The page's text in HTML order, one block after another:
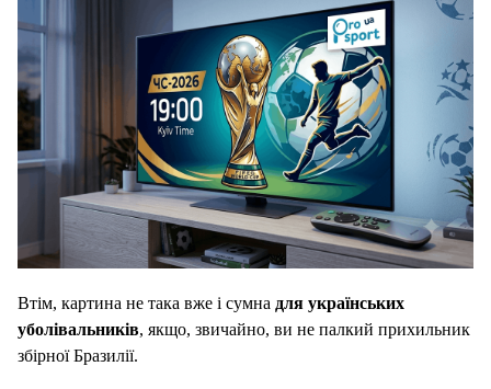
Втім, картина не така вже і сумна для українських
уболівальників, якщо, звичайно, ви не палкий прихильник
збірної Бразилії.